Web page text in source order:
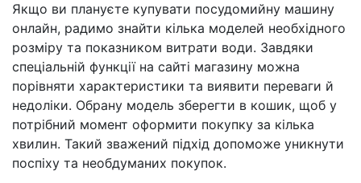
Якщо ви плануєте купувати посудомийну машину
онлайн, радимо знайти кілька моделей необхідного
розміру та показником витрати води. Завдяки
спеціальній функції на сайті магазину можна
порівняти характеристики та виявити переваги й
недоліки. Обрану модель зберегти в кошик, щоб у
потрібний момент оформити покупку за кілька
хвилин. Такий зважений підхід допоможе уникнути
поспіху та необдуманих покупок.